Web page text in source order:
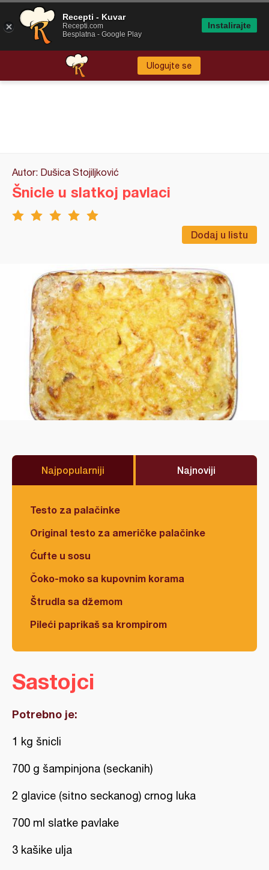
Ulogujte se
Autor: Dušica Stojiljković
Dodaj u listu
Šnicle u slatkoj pavlaci
Najpopularniji Najnoviji
Testo za palačinke
Original testo za američke palačinke
Ćufte u sosu
Čoko-moko sa kupovnim korama
Štrudla sa džemom
Pileći paprikaš sa krompirom
Sastojci
Potrebno je:
1 kg šnicli
700 g šampinjona (seckanih)
2 glavice (sitno seckanog) crnog luka
700 ml slatke pavlake
3 kašike ulja
Recepti - Kuvar
Recepti.com
Besplatna - Google Play
Instalirajte